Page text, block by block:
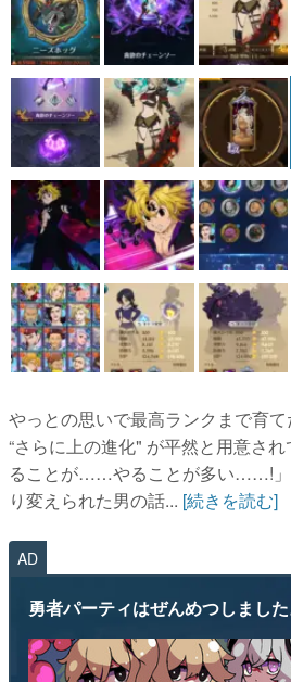
やっとの思いで最高ランクまで育
“さらに上の進化" が平然と用意さ
ることが……やることが多い……!」
り変えられた男の話... [続きを読む]
AD
勇者パーティはぜんめつしました